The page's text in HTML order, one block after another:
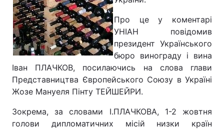
Лонгріди
Відео з Youtube Статті
Інтерв'ю Думки
Архів Вакансії
Контакти
Про це у коментарі
УНІАН повідомив
президент Українського
бюро винограду і вина
Іван ПЛАЧКОВ, посилаючись на слова глави
Представництва Європейського Союзу в Україні
Жозе Мануеля Пінту ТЕЙШЕЙРИ.
Зокрема, за словами І.ПЛАЧКОВА, 1-2 жовтня
голови дипломатичних місій низки країн